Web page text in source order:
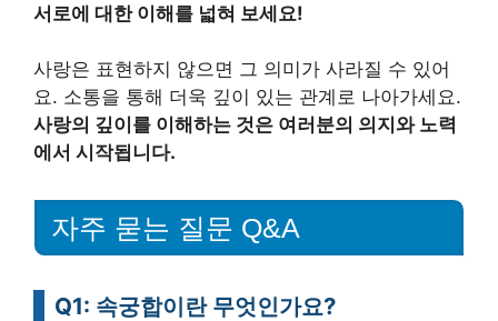
서로에 대한 이해를 넓혀 보세요!
사랑은 표현하지 않으면 그 의미가 사라질 수 있어
요. 소통을 통해 더욱 깊이 있는 관계로 나아가세요.
사랑의 깊이를 이해하는 것은 여러분의 의지와 노력
에서 시작됩니다.
자주 묻는 질문 Q&A
Q1: 속궁합이란 무엇인가요?